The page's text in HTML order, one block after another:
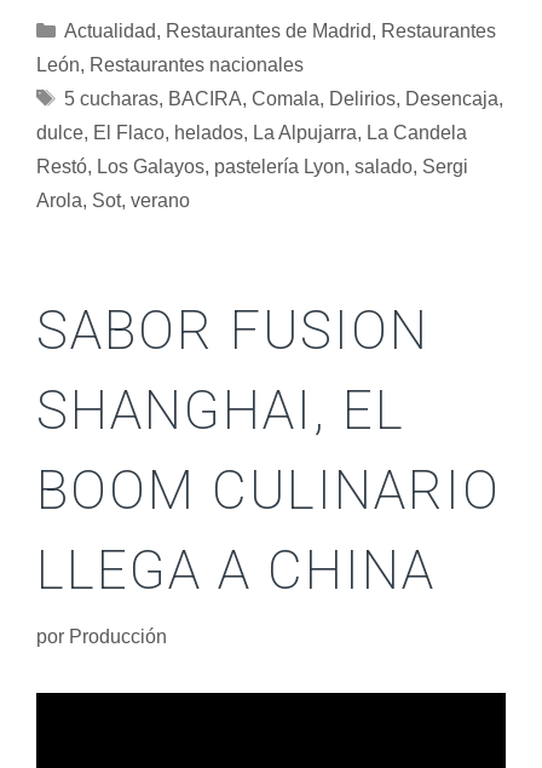
Actualidad, Restaurantes de Madrid, Restaurantes
León, Restaurantes nacionales
5 cucharas, BACIRA, Comala, Delirios, Desencaja,
dulce, El Flaco, helados, La Alpujarra, La Candela
Restó, Los Galayos, pastelería Lyon, salado, Sergi
Arola, Sot, verano
SABOR FUSION
SHANGHAI, EL
BOOM CULINARIO
LLEGA A CHINA
por Producción